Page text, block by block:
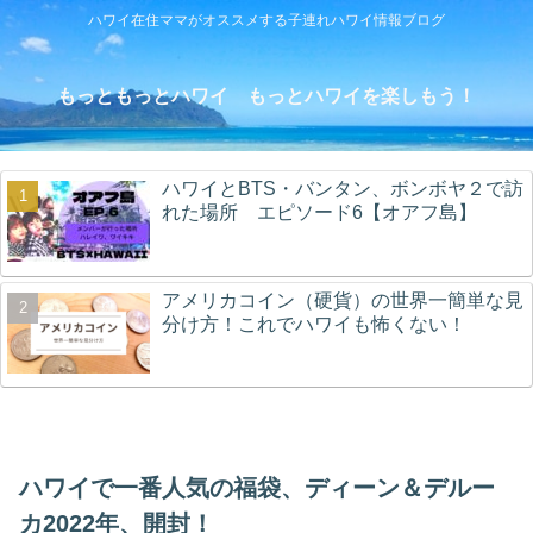
ハワイ在住ママがオススメする子連れハワイ情報ブログ
もっともっとハワイ もっとハワイを楽しもう！
ハワイとBTS・バンタン、ボンボヤ２で訪
れた場所 エピソード6【オアフ島】
アメリカコイン（硬貨）の世界一簡単な見
分け方！これでハワイも怖くない！
ハワイで一番人気の福袋、ディーン＆デルー
カ2022年、開封！